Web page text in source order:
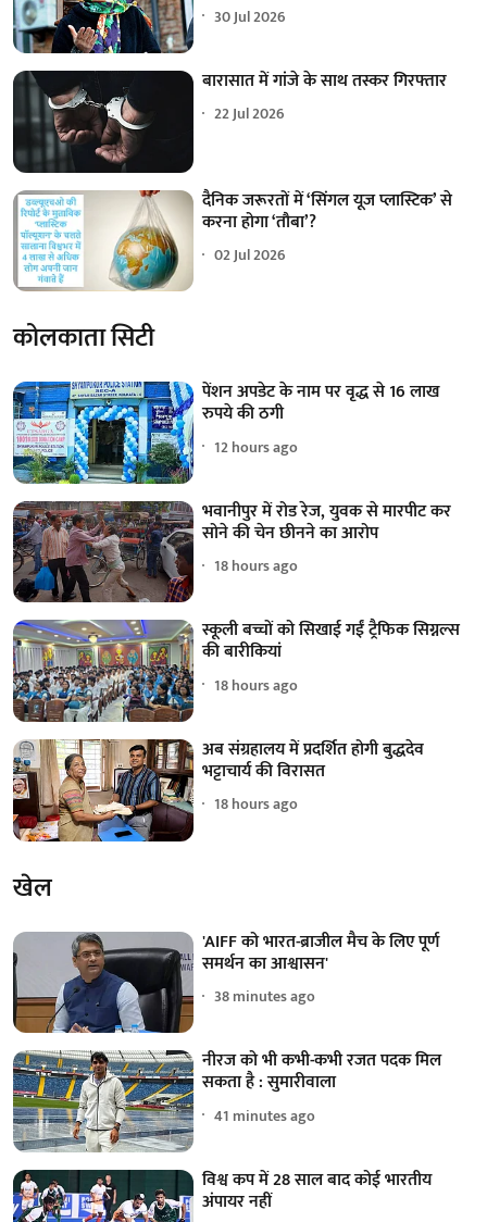
30 Jul 2026
बारासात में गांजे के साथ तस्कर गिरफ्तार
22 Jul 2026
दैनिक जरूरतों में ‘सिंगल यूज प्लास्टिक’ से
करना होगा ‘तौबा’?
02 Jul 2026
कोलकाता सिटी
पेंशन अपडेट के नाम पर वृद्ध से 16 लाख
रुपये की ठगी
12 hours ago
भवानीपुर में रोड रेज, युवक से मारपीट कर
सोने की चेन छीनने का आरोप
18 hours ago
स्कूली बच्चों को सिखाई गईं ट्रैफिक सिग्नल्स
की बारीकियां
18 hours ago
अब संग्रहालय में प्रदर्शित होगी बुद्धदेव
भट्टाचार्य की विरासत
18 hours ago
खेल
'AIFF को भारत-ब्राजील मैच के लिए पूर्ण
समर्थन का आश्वासन'
38 minutes ago
नीरज को भी कभी-कभी रजत पदक मिल
सकता है : सुमारीवाला
41 minutes ago
विश्व कप में 28 साल बाद कोई भारतीय
अंपायर नहीं